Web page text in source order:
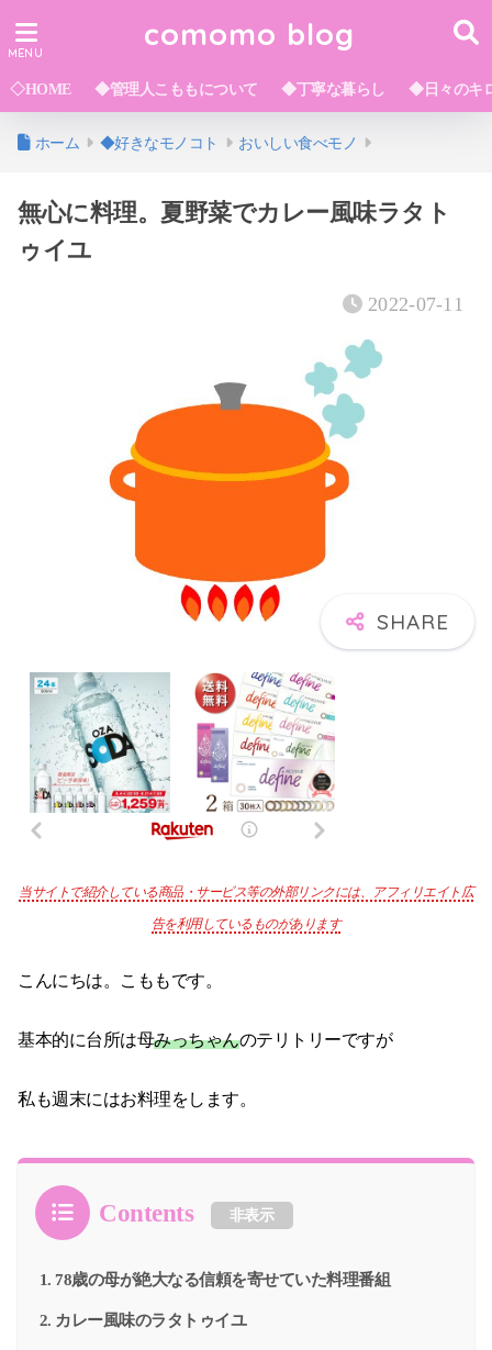
comomo blog
◇HOME ◆管理人こももについて ◆丁寧な暮らし ◆日々のキ
ホーム ◆好きなモノコト おいしい食べモノ
無心に料理。夏野菜でカレー風味ラタト
ゥイユ
2022-07-11
当サイトで紹介している商品・サービス等の外部リンクには、アフィリエイト広
告を利用しているものがあります
こんにちは。こももです。
基本的に台所は母みっちゃんのテリトリーですが
私も週末にはお料理をします。
Contents 非表示
78歳の母が絶大なる信頼を寄せていた料理番組
カレー風味のラタトゥイユ